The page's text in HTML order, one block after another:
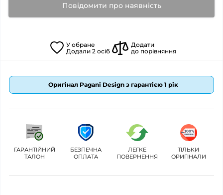
Повідомити про наявність
У обране
Додали 2 осіб
Додати
до порівняння
Оригінал Pagani Design з гарантією 1 рік
ГАРАНТІЙНИЙ
ТАЛОН
БЕЗПЕЧНА
ОПЛАТА
ЛЕГКЕ
ПОВЕРНЕННЯ
ТІЛЬКИ
ОРИГІНАЛИ